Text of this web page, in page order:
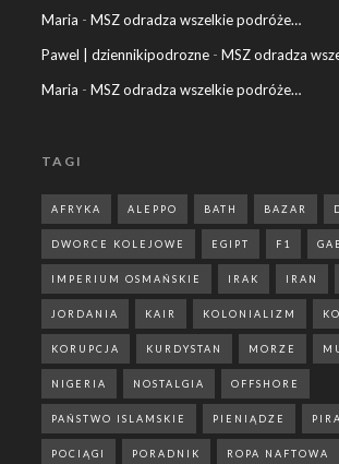
Maria - MSZ odradza wszelkie podróże…
Pawel | dziennikipodrozne - MSZ odradza
Maria - MSZ odradza wszelkie podróże…
TAGI
AFRYKA ALEPPO BATH BAZAR
DWORCE KOLEJOWE EGIPT F1
IMPERIUM OSMAŃSKIE IRAK IRAN
JORDANIA KAIR KOLONIALIZM
KORUPCJA KURDYSTAN MORZE
NIGERIA NOSTALGIA OFFSHORE
PAŃSTWO ISLAMSKIE PIENIĄDZE
POCIĄGI PORADNIK ROPA NAFTOWA